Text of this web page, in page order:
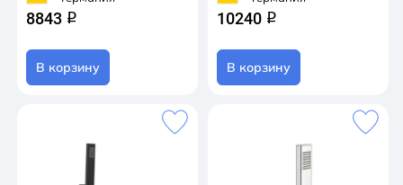
8843 q
В корзину
10240 q
В корзину